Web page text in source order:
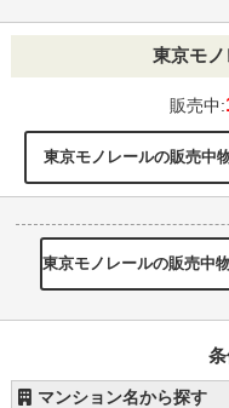
東京モ
販売中:
東京モノレールの販売中
東京モノレールの販売中
マンション名から探す